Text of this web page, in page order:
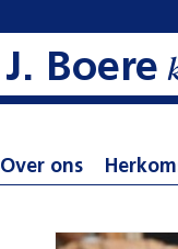
J. Boere
Over ons